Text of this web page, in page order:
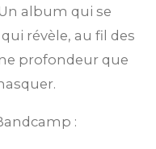
album qui se
révèle, au fil des
profondeur que
: